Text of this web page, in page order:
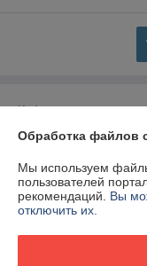
Информация для
Юридическое лицо:ООО
Регистрационный
УНП: 192568422
Регистрационный орган:
Обработка файлов
Мы используем
пользователей
рекомендаций. Вы
отключить их.